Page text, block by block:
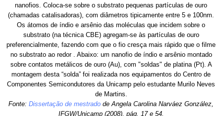
nanofios. Coloca-se sobre o substrato pequenas partículas de ouro
(chamadas catalisadoras), com diâmetros tipicamente entre 5 e 100nm.
Os átomos de índio e arsênio das moléculas que incidem sobre o
substrato (na técnica CBE) agregam-se às partículas de ouro
preferencialmente, fazendo com que o fio cresça mais rápido que o filme
no substrato ao redor . Abaixo: um nanofio de índio e arsênio montado
sobre contatos metálicos de ouro (Au), com "soldas" de platina (Pt). A
montagem desta “solda” foi realizada nos equipamentos do Centro de
Componentes Semicondutores da Unicamp pelo estudante Murilo Neves
de Martins.
Fonte: Dissertação de mestrado de Angela Carolina Narváez González,
IFGW/Unicamp (2008), pág. 17 e 54.